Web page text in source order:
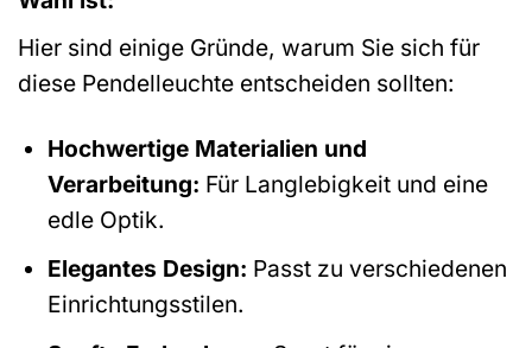
Hier sind einige Gründe, warum Sie sich für
diese Pendelleuchte entscheiden sollten:
Hochwertige Materialien und
Verarbeitung: Für Langlebigkeit und eine
edle Optik.
Elegantes Design: Passt zu verschiedenen
Einrichtungsstilen.